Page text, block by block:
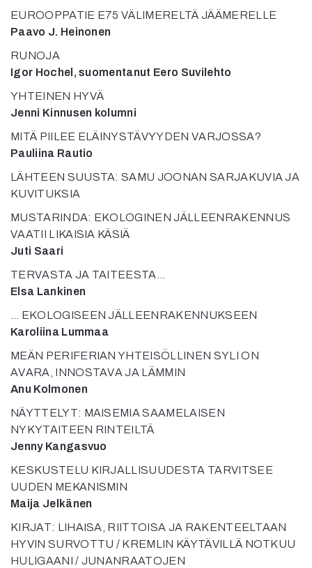
EUROOPPATIE E75 VÄLIMERELTÄ JÄÄMERELLE
Paavo J. Heinonen
RUNOJA
Igor Hochel, suomentanut Eero Suvilehto
YHTEINEN HYVÄ
Jenni Kinnusen kolumni
MITÄ PIILEE ELÄINYSTÄVYYDEN VARJOSSA?
Pauliina Rautio
LÄHTEEN SUUSTA: SAMU JOONAN SARJAKUVIA JA
KUVITUKSIA
MUSTARINDA: EKOLOGINEN JÄLLEENRAKENNUS
VAATII LIKAISIA KÄSIÄ
Juti Saari
TERVASTA JA TAITEESTA…
Elsa Lankinen
… EKOLOGISEEN JÄLLEENRAKENNUKSEEN
Karoliina Lummaa
MEÄN PERIFERIAN YHTEISÖLLINEN SYLI ON
AVARA, INNOSTAVA JA LÄMMIN
Anu Kolmonen
NÄYTTELYT: MAISEMIA SAAMELAISEN
NYKYTAITEEN RINTEILTÄ
Jenny Kangasvuo
KESKUSTELU KIRJALLISUUDESTA TARVITSEE
UUDEN MEKANISMIN
Maija Jelkänen
KIRJAT: LIHAISA, RIITTOISA JA RAKENTEELTAAN
HYVIN SURVOTTU / KREMLIN KÄYTÄVILLÄ NOTKUU
HULIGAANI / JUNANRAATOJEN